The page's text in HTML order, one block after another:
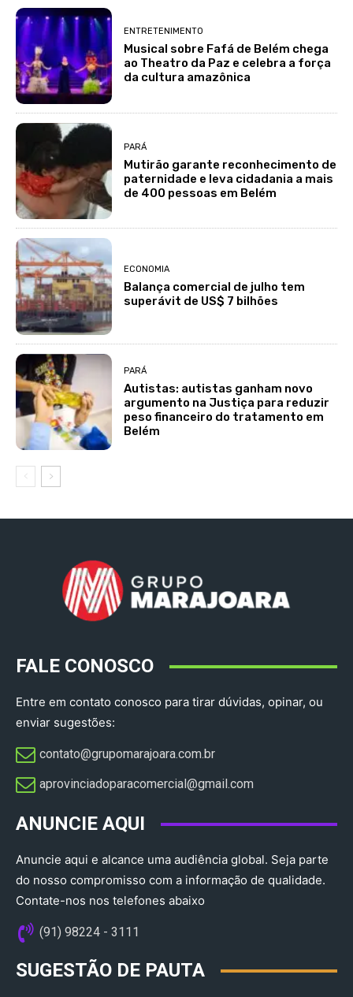
ENTRETENIMENTO
Musical sobre Fafá de Belém chega
ao Theatro da Paz e celebra a força
da cultura amazônica
PARÁ
Mutirão garante reconhecimento de
paternidade e leva cidadania a mais
de 400 pessoas em Belém
ECONOMIA
Balança comercial de julho tem
superávit de US$ 7 bilhões
PARÁ
Autistas: autistas ganham novo
argumento na Justiça para reduzir
peso financeiro do tratamento em
Belém
FALE CONOSCO
Entre em contato conosco para tirar dúvidas, opinar, ou
enviar sugestões:
contato@grupomarajoara.com.br
aprovinciadoparacomercial@gmail.com​
ANUNCIE AQUI
Anuncie aqui e alcance uma audiência global. Seja parte
do nosso compromisso com a informação de qualidade.
Contate-nos nos telefones abaixo
(91) 98224 - 3111
SUGESTÃO DE PAUTA